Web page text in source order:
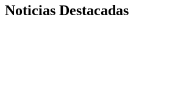
Noticias Destacadas